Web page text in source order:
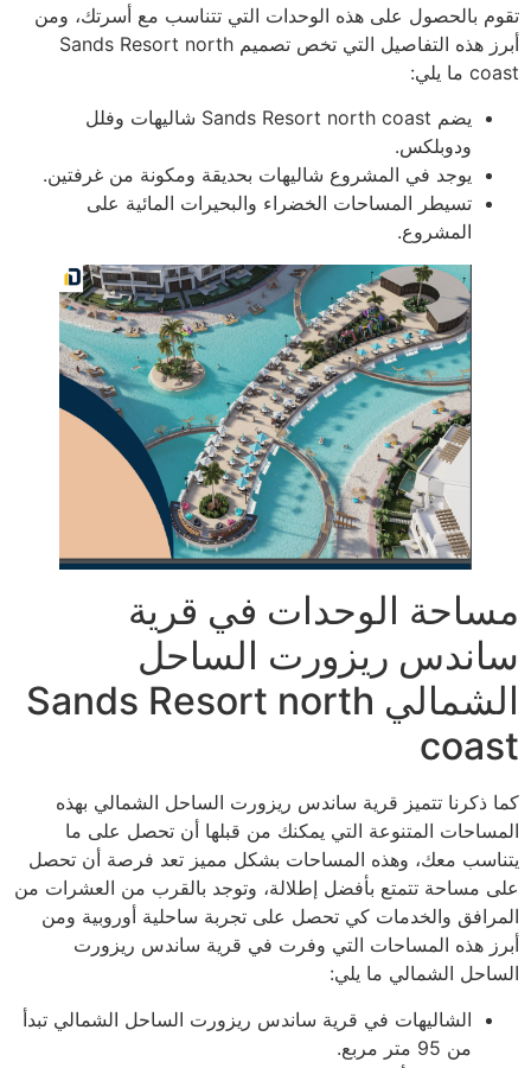
تقوم بالحصول على هذه الوحدات التي تتناسب مع أسرتك، ومن
أبرز هذه التفاصيل التي تخص تصميم Sands Resort north
coast ما يلي:
يضم Sands Resort north coast شاليهات وفلل
ودوبلكس.
يوجد في المشروع شاليهات بحديقة ومكونة من غرفتين.
تسيطر المساحات الخضراء والبحيرات المائية على
المشروع.
مساحة الوحدات في قرية
ساندس ريزورت الساحل
الشمالي Sands Resort north
coast
كما ذكرنا تتميز قرية ساندس ريزورت الساحل الشمالي بهذه
المساحات المتنوعة التي يمكنك من قبلها أن تحصل على ما
يتناسب معك، وهذه المساحات بشكل مميز تعد فرصة أن تحصل
على مساحة تتمتع بأفضل إطلالة، وتوجد بالقرب من العشرات من
المرافق والخدمات كي تحصل على تجربة ساحلية أوروبية ومن
أبرز هذه المساحات التي وفرت في قرية ساندس ريزورت
الساحل الشمالي ما يلي:
الشاليهات في قرية ساندس ريزورت الساحل الشمالي تبدأ
من 95 متر مربع.